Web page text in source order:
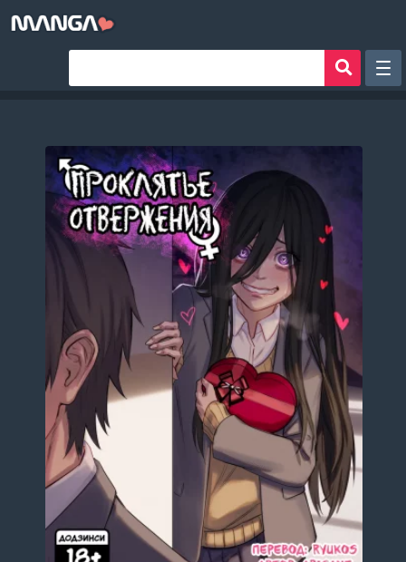
Авторы
Аниме хентай
Сборники манги
Sign in
Register